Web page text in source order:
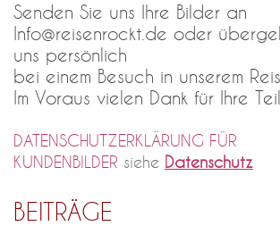
Senden Sie uns Ihre Bilder an
Info@reisenrockt.de oder
uns persönlich
bei einem Besuch in unserem
Im Voraus vielen Dank für Ihre
DATENSCHUTZERKLÄRUNG FÜR
KUNDENBILDER siehe Datenschutz
BEITRÄGE